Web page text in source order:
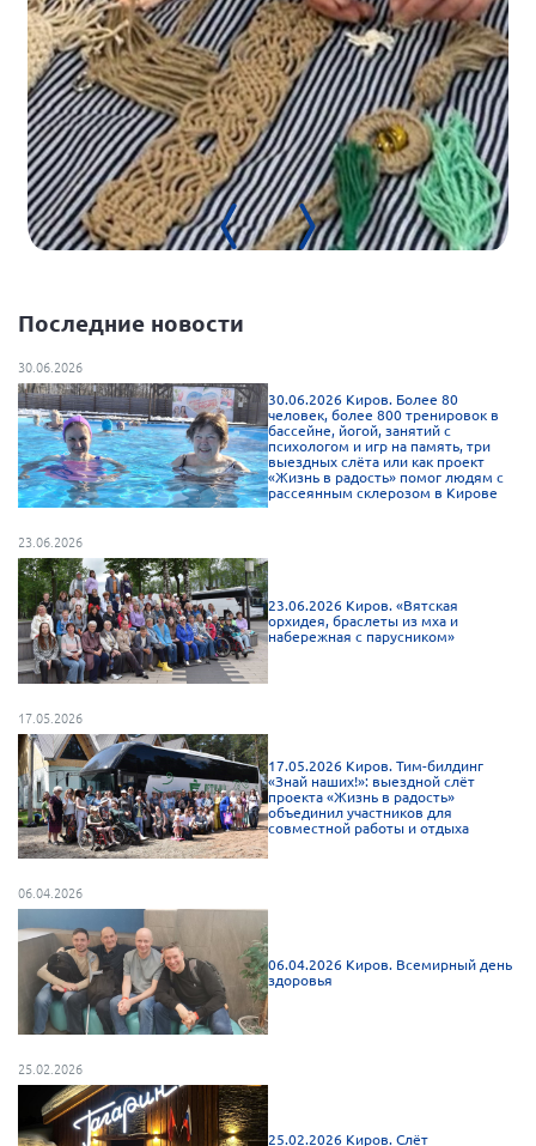
Алтайский край
Архангельская область
Брянская область
Владимирская область
Волгоградская область
Воронежская область
Ивановская область
Кемеровская область
Кировская область
Краснодарский край
Красноярский край
Липецкая область
г. Москва
Московская область
Мурманская область
Нижегородская область
Новгородская область
Новосибирская область
Омская область
Оренбургская область
Пензенская область
Республика Башкортостан
Республика Бурятия
Республика Карелия
Республика Калмыкия
Ростовская область
г. Санкт-Петербург
Последние новости
30.06.2026
30.06.2026 Киров. Более 80
человек, более 800 тренировок в
бассейне, йогой, занятий с
психологом и игр на память, три
выездных слёта или как проект
«Жизнь в радость» помог людям с
рассеянным склерозом в Кирове
23.06.2026
23.06.2026 Киров. «Вятская
орхидея, браслеты из мха и
набережная с парусником»
17.05.2026
17.05.2026 Киров. Тим-билдинг
«Знай наших!»: выездной слёт
проекта «Жизнь в радость»
объединил участников для
совместной работы и отдыха
06.04.2026
06.04.2026 Киров. Всемирный день
здоровья
25.02.2026
25.02.2026 Киров. Слёт